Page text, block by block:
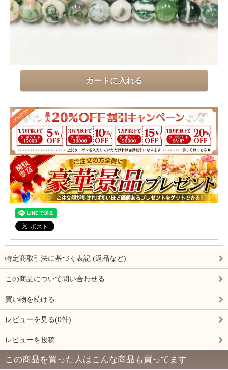
特定商取引法に基づく表記 (返品など)
この商品について問い合わせる
買い物を続ける
レビューを見る(0件)
レビューを投稿
この商品を買った人はこんな商品も買ってます